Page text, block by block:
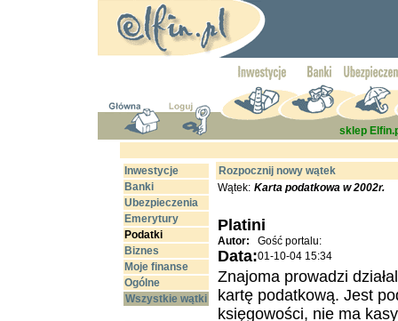
sklep
Inwestycje
Banki
Ubezpieczenia
Emerytury
Podatki
Biznes
Moje finanse
Ogólne
Wszystkie wątki
Rozpocznij nowy wątek
Wątek: Karta podatkowa w 2002r.
Platini
Autor: Gość portalu:
Data:01-10-04 15:34
Znajoma prowadzi
kartę podatkową. Jest
księgowości, nie ma